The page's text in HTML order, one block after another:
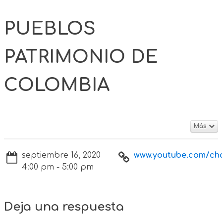
PUEBLOS
PATRIMONIO DE
COLOMBIA
Más
septiembre 16, 2020
4:00 pm - 5:00 pm
www.youtube.com/
Deja una respuesta